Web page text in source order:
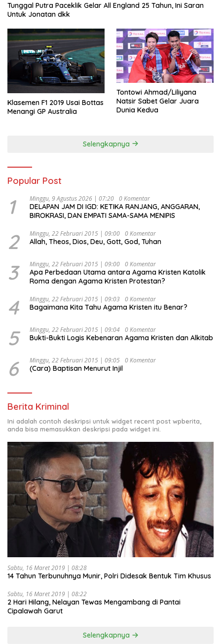
Tunggal Putra Paceklik Gelar All England 25 Tahun, Ini Saran
Untuk Jonatan dkk
Klasemen F1 2019 Usai Bottas
Menangi GP Australia
Tontowi Ahmad/Liliyana
Natsir Sabet Gelar Juara
Dunia Kedua
Selengkapnya
Popular Post
1 Minggu, 9 Agustus 2026 | 07:20 0 Komentar
DELAPAN JAM DI IGD: KETIKA RANJANG, ANGGARAN,
BIROKRASI, DAN EMPATI SAMA-SAMA MENIPIS
2 Minggu, 22 Februari 2015 | 09:00 0 Komentar
Allah, Theos, Dios, Deu, Gott, God, Tuhan
3 Minggu, 22 Februari 2015 | 09:00 0 Komentar
Apa Perbedaan Utama antara Agama Kristen Katolik
Roma dengan Agama Kristen Protestan?
4 Minggu, 22 Februari 2015 | 09:03 0 Komentar
Bagaimana Kita Tahu Agama Kristen itu Benar?
5 Minggu, 22 Februari 2015 | 09:04 0 Komentar
Bukti-Bukti Logis Kebenaran Agama Kristen dan Alkitab
6 Minggu, 22 Februari 2015 | 09:05 0 Komentar
(Cara) Baptisan Menurut Injil
Berita Kriminal
Ini adalah contoh deskripsi untuk widget recent post wpberita,
anda bisa memasukkan deskripsi pada widget ini.
Sabtu, 16 Maret 2019 | 08:28
14 Tahun Terbunuhnya Munir, Polri Didesak Bentuk Tim Khusus
Sabtu, 16 Maret 2019 | 08:22
2 Hari Hilang, Nelayan Tewas Mengambang di Pantai
Cipalawah Garut
Selengkapnya